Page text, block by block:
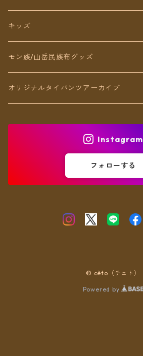
リング
ブレスレット
アンクレット
キッズ
モン族/山岳民族布グッズ
オリジナルタイパンツアーカイブ
Instagram
フォローする
© cèto（チェト）
Powered by